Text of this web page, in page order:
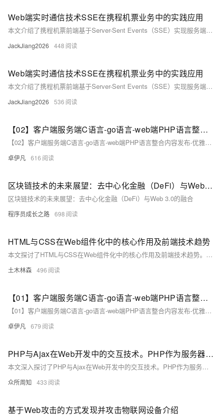
Web端实时通信技术SSE在携程机票业务中的实践应用
本文介绍了携程机票前端基于Server-Sent Events（SSE）实现服务端推送的企业级全链路通用技术解决方案。文章深入探讨了 SSE 技术在应用过程中包括方案对比、技术选型、链路层优化以及实际效果等多维度的技术细节，为类似使用场景提供普适性参考和借鉴。该方案设计目标是实现通用性，适用于各种网络架构和业务场景。
JackJiang2026 448
Web端实时通信技术SSE在携程机票业务中的实践应用
本文介绍了携程机票前端基于Server-Sent Events（SSE）实现服务端推送的企业级全链路通用技术解决方案。文章深入探讨了 SSE 技术在应用过程中包括方案对比、技术选型、链路层优化以及实际效果等多维度的技术细节，为类似使用场景提供普适性参考和借鉴。
JackJiang2026 536
【02】客户端服务端C语言-go语言-web端PHP语言整合内容发布-优雅草网络设备监控系统-2月12日优雅草简化Centos stream8安装zabbix7教程-本搭建教程非docker搭建教程-优雅草solution
【02】客户端服务端C语言-go语言-web端PHP语言整合内容发布-优雅草网络设备监控系统-2月12日优雅草简化Centos stream8安装zabbix7教程-本搭建教程非docker搭建教程-优雅草solution
卓伊凡 616
区块链技术的未来展望：去中心化金融（DeFi）与Web 3.0的融合
区块链技术的未来展望：去中心化金融（DeFi）与Web 3.0的融合
程序员成长之路 698
HTML与CSS在Web组件化中的核心作用及前端技术趋势
本文探讨了HTML与CSS在Web组件化中的核心作用及前端技术趋势。从结构定义、语义化到样式封装与布局控制，两者不仅提升了代码复用率和可维护性，还通过响应式设计、动态样式等技术增强了用户体验。面对兼容性、代码复杂度等挑战，文章提出了相应的解决策略，强调了持续创新的重要性，旨在构建高效、灵活的Web应用。
土木林森 496
【01】客户端服务端C语言-go语言-web端PHP语言整合内容发布-优雅草网络设备监控系统-硬件设备实时监控系统运营版发布-本产品基于企业级开源项目Zabbix深度二开-分步骤实现预计10篇合集-自营版
【01】客户端服务端C语言-go语言-web端PHP语言整合内容发布-优雅草网络设备监控系统-硬件设备实时监控系统运营版发布-本产品基于企业级开源项目Zabbix深度二开-分步骤实现预计10篇合集-自营版
卓伊凡 679
PHP与Ajax在Web开发中的交互技术。PHP作为服务器端脚本语言，处理数据和业务逻辑
本文深入探讨了PHP与Ajax在Web开发中的交互技术。PHP作为服务器端脚本语言，处理数据和业务逻辑；Ajax则通过异步请求实现页面无刷新更新。文中详细介绍了两者的工作原理、数据传输格式选择、具体实现方法及实际应用案例，如实时数据更新、表单验证与提交、动态加载内容等。同时，针对跨域问题、数据安全与性能优化提出了建议。总结指出，PHP与Ajax的结合能显著提升Web应用的效率和用户体验。
众所周知 433
基于Web攻击的方式发现并攻击物联网设备介绍